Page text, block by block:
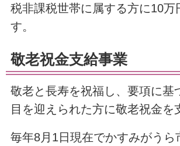
税非課税世帯に属する方に10万
す。
敬老祝金支給事業
敬老と長寿を祝福し、要項に基
目を迎えられた方に敬老祝金を
毎年8月1日現在でかすみがうら